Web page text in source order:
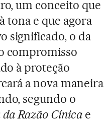
um conceito que
tona e que agora
significado, o da
compromisso
à proteção
a nova maneira
segundo o
Razão Cínica e